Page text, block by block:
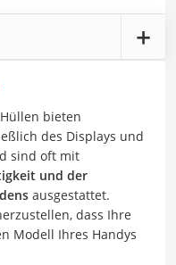
bieten
des Displays und
sind oft mit
und der
ausgestattet.
dass Ihre
Modell Ihres Handys